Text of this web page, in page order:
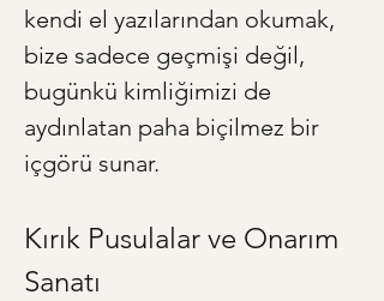
kendi el yazılarından okumak,
bize sadece geçmişi değil,
bugünkü kimliğimizi de
aydınlatan paha biçilmez bir
içgörü sunar.
Kırık Pusulalar ve Onarım
Sanatı